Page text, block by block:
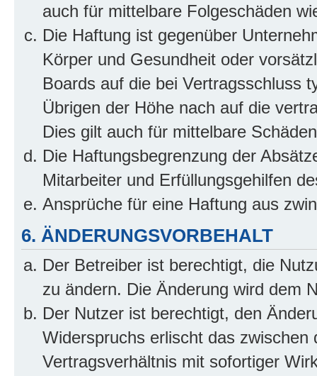
auch für mittelbare Folgeschäden
Die Haftung ist gegenüber
Körper und Gesundheit oder
Boards auf die bei Vertragsschluss
Übrigen der Höhe nach auf die
Dies gilt auch für mittelbare
Die Haftungsbegrenzung der
Mitarbeiter und Erfüllungsgehilfen
Ansprüche für eine Haftung aus
6. ÄNDERUNGSVORBEHALT
Der Betreiber ist berechtigt, die
zu ändern. Die Änderung wird dem
Der Nutzer ist berechtigt, den
Widerspruchs erlischt das
Vertragsverhältnis mit sofortiger